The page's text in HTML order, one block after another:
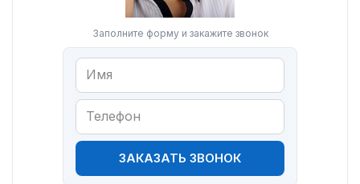
Заполните форму и закажите звонок
ЗАКАЗАТЬ ЗВОНОК